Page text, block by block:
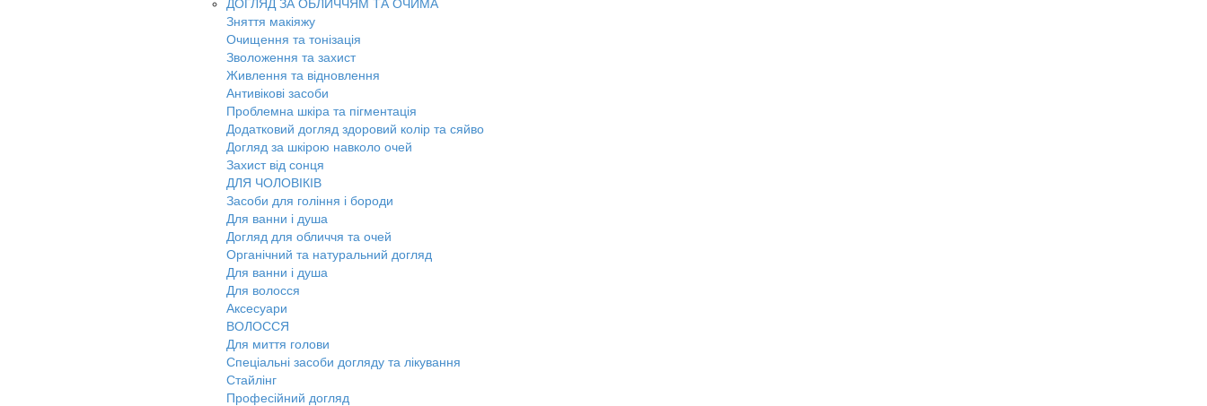
ДОГЛЯД ЗА ОБЛИЧЧЯМ ТА ОЧИМА
Зняття макіяжу
Очищення та тонізація
Зволоження та захист
Живлення та відновлення
Антивікові засоби
Проблемна шкіра та пігментація
Додатковий догляд здоровий колір та сяйво
Догляд за шкірою навколо очей
Захист від сонця
ДЛЯ ЧОЛОВІКІВ
Засоби для гоління і бороди
Для ванни і душа
Догляд для обличчя та очей
Органічний та натуральний догляд
Для ванни і душа
Для волосся
Аксесуари
ВОЛОССЯ
Для миття голови
Спеціальні засоби догляду та лікування
Стайлінг
Професійний догляд